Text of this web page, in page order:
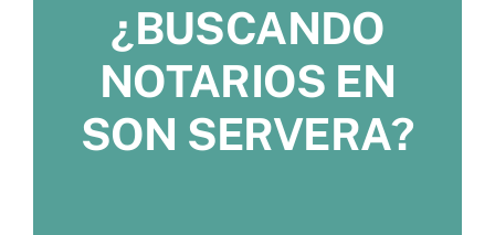
¿BUSCANDO
NOTARIOS EN
SON SERVERA?